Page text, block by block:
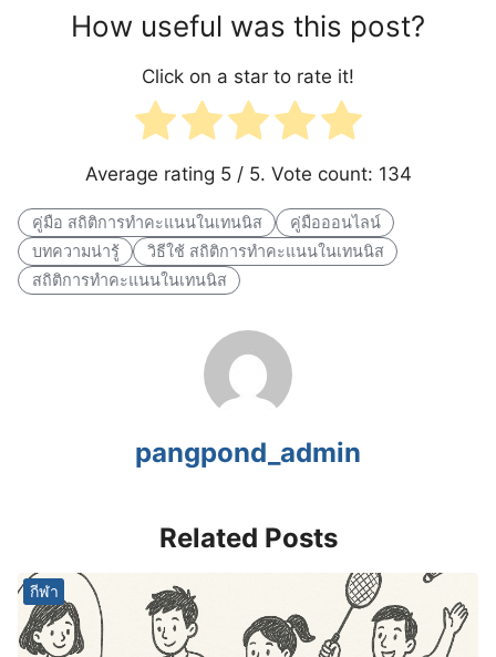
How useful was this post?
Click on a star to rate it!
Average rating 5/ 5. Vote count: 134
คู่มือ สถิติการทำคะแนนในเทนนิส
คู่มือออนไลน์
บทความน่ารู้
วิธีใช้ สถิติการทำคะแนนในเทนนิส
สถิติการทำคะแนนในเทนนิส
pangpond_admin
Related Posts
กีฬา